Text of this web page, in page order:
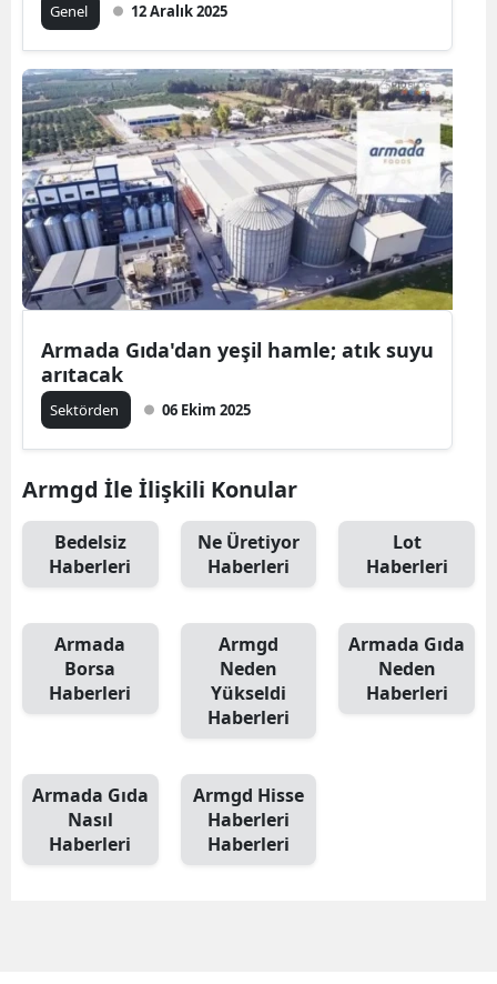
Genel 12 Aralık 2025
Armada Gıda'dan yeşil hamle; atık suyu
arıtacak
Sektörden 06 Ekim 2025
Armgd İle İlişkili Konular
Bedelsiz
Haberleri
Ne Üretiyor
Haberleri
Lot
Haberleri
Armada
Borsa
Haberleri
Armgd
Neden
Yükseldi
Haberleri
Armada Gıda
Neden
Haberleri
Armada Gıda
Nasıl
Haberleri
Armgd Hisse
Haberleri
Haberleri